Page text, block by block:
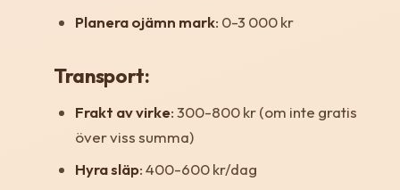
Planera ojämn mark: 0-3 000 kr
Transport:
Frakt av virke: 300-800 kr (om inte gratis
över viss summa)
Hyra släp: 400-600 kr/dag